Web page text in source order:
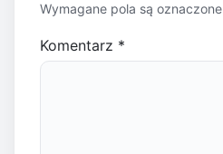
Wymagane pola są oznaczone
Komentarz *